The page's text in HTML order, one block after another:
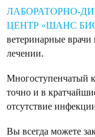
ЛАБОРАТОРНО-
ЦЕНТР «ШАНС
ветеринарные
лечении.
Многоступенчатый
точно и в
отсутствие
Вы всегда можете